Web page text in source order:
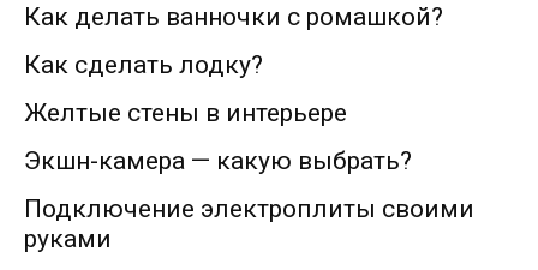
Как делать ванночки с ромашкой?
Как сделать лодку?
Желтые стены в интерьере
Экшн-камера — какую выбрать?
Подключение электроплиты своими
руками